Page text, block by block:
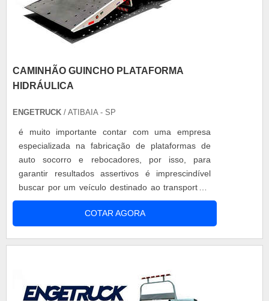
CAMINHÃO GUINCHO PLATAFORMA
HIDRÁULICA
ENGETRUCK / ATIBAIA - SP
é muito importante contar com uma empresa
especializada na fabricação de plataformas de
auto socorro e rebocadores, por isso, para
garantir resultados assertivos é imprescindível
buscar por um veículo destinado ao transporte e
resgate de veículos com pane e acidentados,
como o caminhão guincho plataforma hidráulica.
Principais características do caminhão guincho
COTAR AGORA